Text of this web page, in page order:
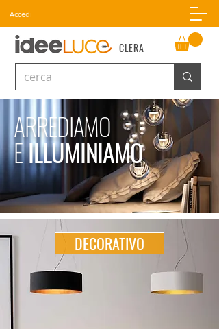
CLERA
Accedi
ARREDIAMO
EILLUMINIAMO
DECORATIVO